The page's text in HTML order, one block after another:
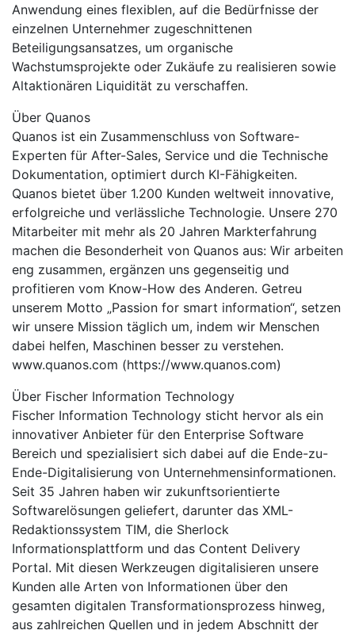
Anwendung eines flexiblen, auf die Bedürfnisse der
einzelnen Unternehmer zugeschnittenen
Beteiligungsansatzes, um organische
Wachstumsprojekte oder Zukäufe zu realisieren sowie
Altaktionären Liquidität zu verschaffen.
Über Quanos
Quanos ist ein Zusammenschluss von Software-
Experten für After-Sales, Service und die Technische
Dokumentation, optimiert durch KI-Fähigkeiten.
Quanos bietet über 1.200 Kunden weltweit innovative,
erfolgreiche und verlässliche Technologie. Unsere 270
Mitarbeiter mit mehr als 20 Jahren Markterfahrung
machen die Besonderheit von Quanos aus: Wir arbeiten
eng zusammen, ergänzen uns gegenseitig und
profitieren vom Know-How des Anderen. Getreu
unserem Motto „Passion for smart information“, setzen
wir unsere Mission täglich um, indem wir Menschen
dabei helfen, Maschinen besser zu verstehen.
www.quanos.com (https://www.quanos.com)
Über Fischer Information Technology
Fischer Information Technology sticht hervor als ein
innovativer Anbieter für den Enterprise Software
Bereich und spezialisiert sich dabei auf die Ende-zu-
Ende-Digitalisierung von Unternehmensinformationen.
Seit 35 Jahren haben wir zukunftsorientierte
Softwarelösungen geliefert, darunter das XML-
Redaktionssystem TIM, die Sherlock
Informationsplattform und das Content Delivery
Portal. Mit diesen Werkzeugen digitalisieren unsere
Kunden alle Arten von Informationen über den
gesamten digitalen Transformationsprozess hinweg,
aus zahlreichen Quellen und in jedem Abschnitt der